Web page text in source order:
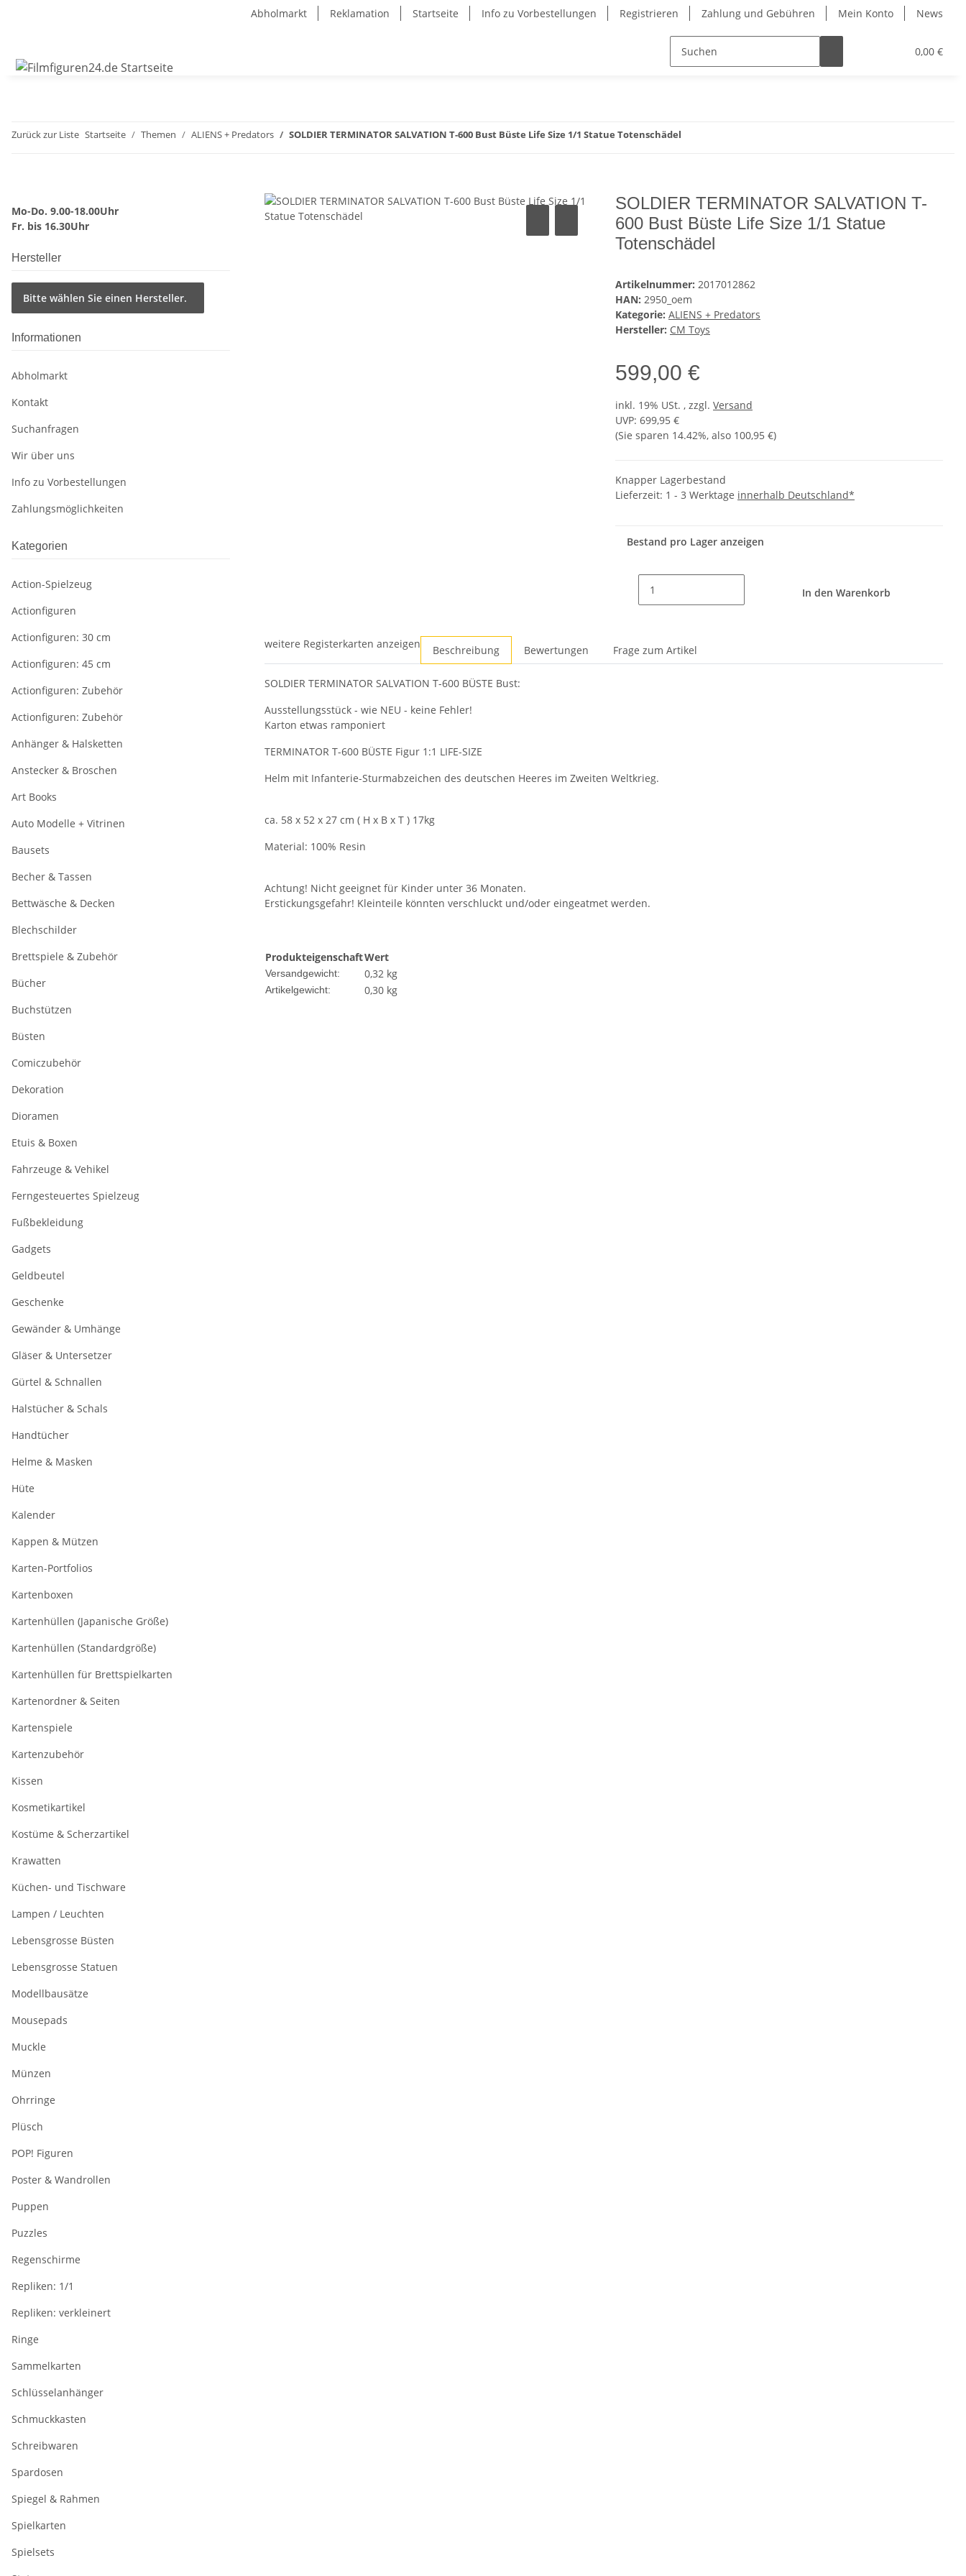
Abholmarkt Reklamation Startseite Info zu Vorbestellungen Registrieren Zahlung und Gebühren Mein Konto News
0,00 €
Zurück zur Liste Startseite Themen ALIENS + Predators SOLDIER TERMINATOR SALVATION T-600 Bust Büste Life Size 1/1 Statue Totenschädel
SOLDIER TERMINATOR SALVATION T-
600 Bust Büste Life Size 1/1 Statue
Totenschädel
Artikelnummer: 2017012862
HAN: 2950_oem
Kategorie: ALIENS + Predators
Hersteller: CM Toys
599,00 €
inkl. 19% USt. , zzgl. Versand
UVP: 699,95 €
(Sie sparen 14.42%, also 100,95 €)
Knapper Lagerbestand
Lieferzeit: 1 - 3 Werktage innerhalb Deutschland*
Bestand pro Lager anzeigen
In den Warenkorb
weitere Registerkarten anzeigen Beschreibung Bewertungen Frage zum Artikel
SOLDIER TERMINATOR SALVATION T-600 BÜSTE Bust:
Ausstellungsstück - wie NEU - keine Fehler!
Karton etwas ramponiert
TERMINATOR T-600 BÜSTE Figur 1:1 LIFE-SIZE
Helm mit Infanterie-Sturmabzeichen des deutschen Heeres im Zweiten Weltkrieg.
ca. 58 x 52 x 27 cm ( H x B x T ) 17kg
Material: 100% Resin
Achtung! Nicht geeignet für Kinder unter 36 Monaten.
Erstickungsgefahr! Kleinteile könnten verschluckt und/oder eingeatmet werden.
ProdukteigenschaftWert
Versandgewicht: 0,32 kg
Artikelgewicht: 0,30 kg
Mo-Do. 9.00-18.00Uhr
Fr. bis 16.30Uhr
Hersteller
Bitte wählen Sie einen Hersteller.
Informationen
Abholmarkt
Kontakt
Suchanfragen
Wir über uns
Info zu Vorbestellungen
Zahlungsmöglichkeiten
Kategorien
Action-Spielzeug
Actionfiguren
Actionfiguren: 30 cm
Actionfiguren: 45 cm
Actionfiguren: Zubehör
Actionfiguren: Zubehör
Anhänger & Halsketten
Anstecker & Broschen
Art Books
Auto Modelle + Vitrinen
Bausets
Becher & Tassen
Bettwäsche & Decken
Blechschilder
Brettspiele & Zubehör
Bücher
Buchstützen
Büsten
Comiczubehör
Dekoration
Dioramen
Etuis & Boxen
Fahrzeuge & Vehikel
Ferngesteuertes Spielzeug
Fußbekleidung
Gadgets
Geldbeutel
Geschenke
Gewänder & Umhänge
Gläser & Untersetzer
Gürtel & Schnallen
Halstücher & Schals
Handtücher
Helme & Masken
Hüte
Kalender
Kappen & Mützen
Karten-Portfolios
Kartenboxen
Kartenhüllen (Japanische Größe)
Kartenhüllen (Standardgröße)
Kartenhüllen für Brettspielkarten
Kartenordner & Seiten
Kartenspiele
Kartenzubehör
Kissen
Kosmetikartikel
Kostüme & Scherzartikel
Krawatten
Küchen- und Tischware
Lampen / Leuchten
Lebensgrosse Büsten
Lebensgrosse Statuen
Modellbausätze
Mousepads
Muckle
Münzen
Ohrringe
Plüsch
POP! Figuren
Poster & Wandrollen
Puppen
Puzzles
Regenschirme
Repliken: 1/1
Repliken: verkleinert
Ringe
Sammelkarten
Schlüsselanhänger
Schmuckkasten
Schreibwaren
Spardosen
Spiegel & Rahmen
Spielkarten
Spielsets